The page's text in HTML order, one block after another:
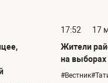
17:52
17
Жители
на